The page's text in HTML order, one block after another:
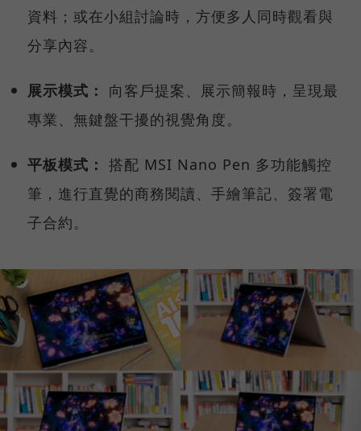
資料；或在小組討論時，方便多人同時觀看與
分享內容。
展示模式：
向客戶提案、展示簡報時，呈現最
專業、無鍵盤干擾的視覺角度。
平板模式： 搭配 MSI Nano Pen 多功能觸控
筆，進行直覺的商務閱讀、手繪筆記、簽署電
子合約。